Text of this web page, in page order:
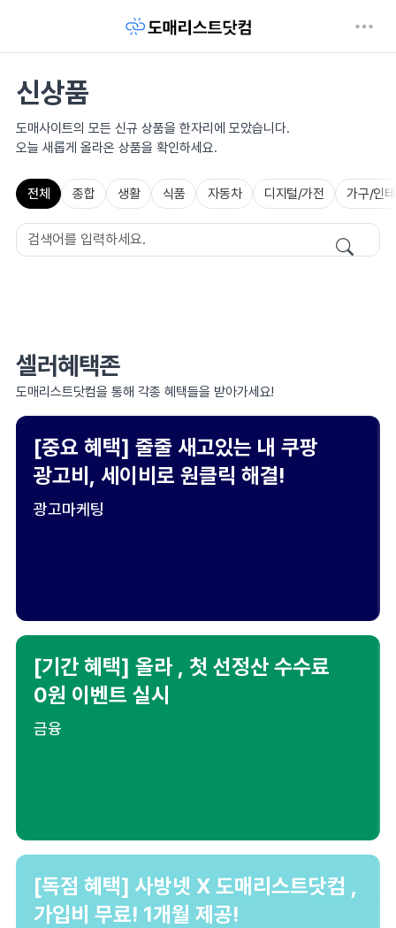
신상품
도매사이트의 모든 신규 상품을 한자리에 모았습니다.
오늘 새롭게 올라온 상품을 확인하세요.
전체 종합 생활 식품 자동차 디지털/가전 가구/인
셀러혜택존
도매리스트닷컴을 통해 각종 혜택들을 받아가세요!
[중요 혜택] 줄줄 새고있는 내 쿠팡
광고비, 세이비로 원클릭 해결!
광고마케팅
[기간 혜택] 올라 , 첫 선정산 수수료
0원 이벤트 실시
금융
[독점 혜택] 사방넷 X 도매리스트닷컴 ,
가입비 무료! 1개월 제공!